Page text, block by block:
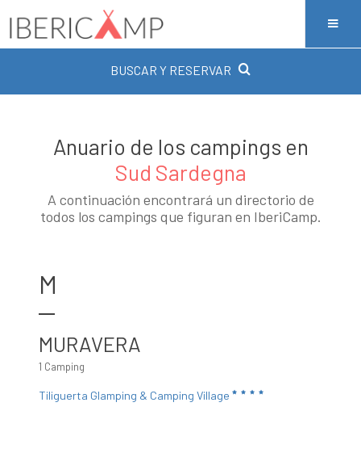
BUSCAR Y RESERVAR
Anuario de los campings en
Sud Sardegna
A continuación encontrará un directorio de
todos los campings que figuran en IberiCamp.
M
MURAVERA
1 Camping
Tiliguerta Glamping & Camping Village